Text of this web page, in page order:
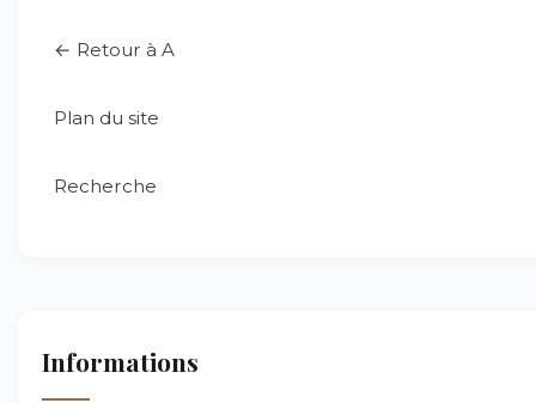
← Retour à A
Plan du site
Recherche
Informations